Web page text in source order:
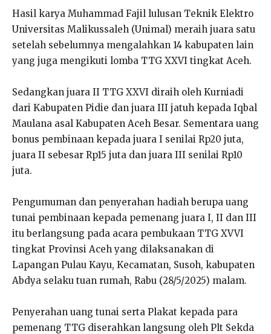
Hasil karya Muhammad Fajil lulusan Teknik Elektro
Universitas Malikussaleh (Unimal) meraih juara satu
setelah sebelumnya mengalahkan 14 kabupaten lain
yang juga mengikuti lomba TTG XXVI tingkat Aceh.
Sedangkan juara II TTG XXVI diraih oleh Kurniadi
dari Kabupaten Pidie dan juara III jatuh kepada Iqbal
Maulana asal Kabupaten Aceh Besar. Sementara uang
bonus pembinaan kepada juara I senilai Rp20 juta,
juara II sebesar Rp15 juta dan juara III senilai Rp10
juta.
Pengumuman dan penyerahan hadiah berupa uang
tunai pembinaan kepada pemenang juara I, II dan III
itu berlangsung pada acara pembukaan TTG XVVI
tingkat Provinsi Aceh yang dilaksanakan di
Lapangan Pulau Kayu, Kecamatan, Susoh, kabupaten
Abdya selaku tuan rumah, Rabu (28/5/2025) malam.
Penyerahan uang tunai serta Plakat kepada para
pemenang TTG diserahkan langsung oleh Plt Sekda